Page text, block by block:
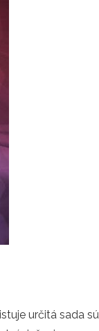
určitá sada